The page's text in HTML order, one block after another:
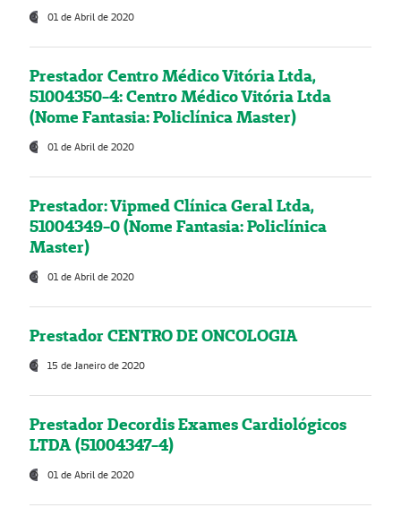
01 de Abril de 2020
Prestador Centro Médico Vitória Ltda,
51004350-4: Centro Médico Vitória Ltda
(Nome Fantasia: Policlínica Master)
01 de Abril de 2020
Prestador: Vipmed Clínica Geral Ltda,
51004349-0 (Nome Fantasia: Policlínica
Master)
01 de Abril de 2020
Prestador CENTRO DE ONCOLOGIA
15 de Janeiro de 2020
Prestador Decordis Exames Cardiológicos
LTDA (51004347-4)
01 de Abril de 2020